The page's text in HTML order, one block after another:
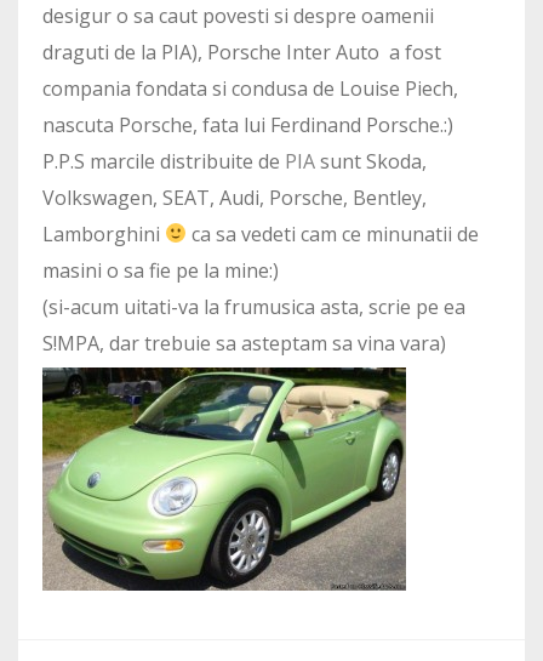
desigur o sa caut povesti si despre oamenii
draguti de la PIA), Porsche Inter Auto a fost
compania fondata si condusa de Louise Piech,
nascuta Porsche, fata lui Ferdinand Porsche.:)
P.P.S marcile distribuite de PIAsunt Skoda,
Volkswagen, SEAT, Audi, Porsche, Bentley,
Lamborghini
ca sa vedeti cam ce minunatii de
masini o sa fie pe la mine:)
(si-acum uitati-va la frumusica asta, scrie pe ea
S!MPA, dar trebuie sa asteptam sa vina vara)